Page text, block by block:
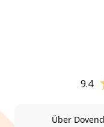
9.4
Über